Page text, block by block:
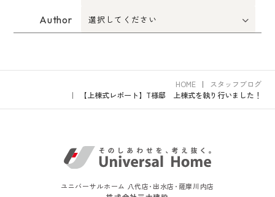
Author
HOME
スタッフブログ
【上棟式レポート】T様邸 上棟式を執り行いました！
ユニバーサルホーム 八代店･出水店･薩摩川内店